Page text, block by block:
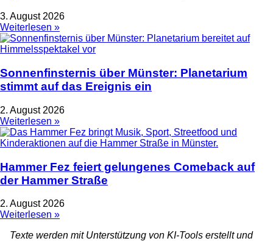
3. August 2026
Weiterlesen »
Sonnenfinsternis über Münster: Planetarium
stimmt auf das Ereignis ein
2. August 2026
Weiterlesen »
Hammer Fez feiert gelungenes Comeback auf
der Hammer Straße
2. August 2026
Weiterlesen »
Texte werden mit Unterstützung von KI-Tools erstellt und